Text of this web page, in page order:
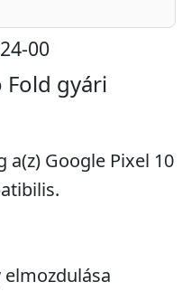
00
Fold gyári
Google Pixel 10
elmozdulása